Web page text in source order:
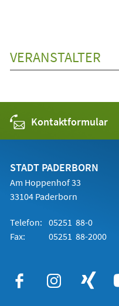
VERANSTALTER
Kontaktformular
STADT PADERBORN
Am Hoppenhof 33
33104 Paderborn
Telefon: 05251 88-0
Fax:
05251 88-2000